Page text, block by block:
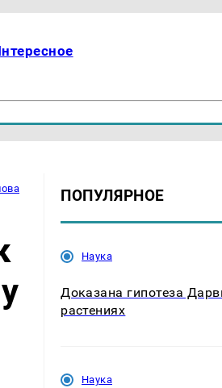
ПОПУЛЯРНОЕ
Наука
Доказана гипотеза
растениях
Наука